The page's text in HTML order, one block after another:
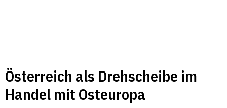
Österreich als Drehscheibe im
Handel mit Osteuropa